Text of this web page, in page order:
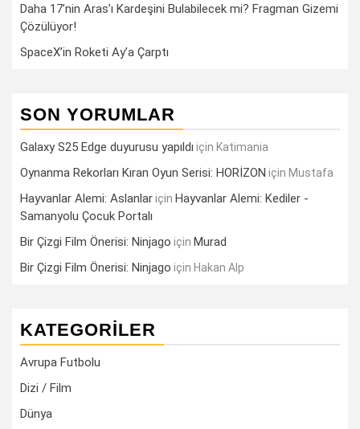
Daha 17’nin Aras’ı Kardeşini Bulabilecek mi? Fragman Gizemi
Çözülüyor!
SpaceX’in Roketi Ay’a Çarptı
SON YORUMLAR
Galaxy S25 Edge duyurusu yapıldı için Katimania
Oynanma Rekorları Kıran Oyun Serisi: HORİZON için Mustafa
Hayvanlar Alemi: Aslanlariçin Hayvanlar Alemi: Kediler -
Samanyolu Çocuk Portalı
Bir Çizgi Film Önerisi: Ninjago için Murad
Bir Çizgi Film Önerisi: Ninjago için Hakan Alp
KATEGORILER
Avrupa Futbolu
Dizi / Film
Dünya